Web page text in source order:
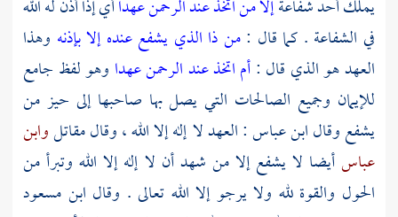
يملك أحد شفاعةإلا من اتخذ عند الرحمن عهداأي إذا أذن له الله
في الشفاعة . كما قال :من ذا الذي يشفع عنده إلا بإذنه وهذا
العهد هو الذي قال :أم اتخذ عند الرحمن عهدا وهو لفظ جامع
للإيمان وجميع الصالحات التي يصل بها صاحبها إلى حيز من
يشفع وقالابن عباس: العهد لا إله إلا الله ، وقالمقاتلوابن
عباسأيضا لا يشفع إلا من شهد أن لا إله إلا الله وتبرأ من
الحول والقوة لله ولا يرجو إلا الله تعالى . وقال ابن مسعود